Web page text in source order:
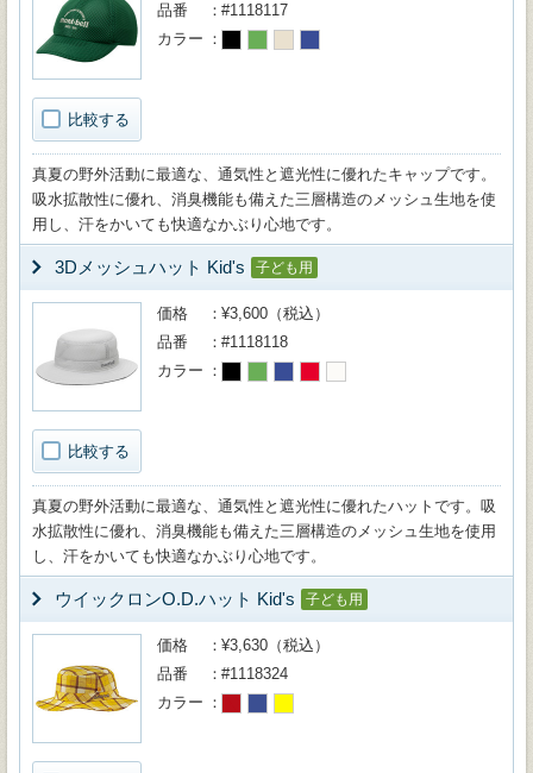
比較する
品番
#1118117
カラー
真夏の野外活動に最適な、通気性と遮光性に優れたキャップです。
吸水拡散性に優れ、消臭機能も備えた三層構造のメッシュ生地を使
用し、汗をかいても快適なかぶり心地です。
3Dメッシュハット Kid's 子ども用
比較する
価格
¥3,600（税込）
品番
#1118118
カラー
真夏の野外活動に最適な、通気性と遮光性に優れたハットです。吸
水拡散性に優れ、消臭機能も備えた三層構造のメッシュ生地を使用
し、汗をかいても快適なかぶり心地です。
ウイックロンO.D.ハット Kid's 子ども用
価格
¥3,630（税込）
品番
#1118324
カラー